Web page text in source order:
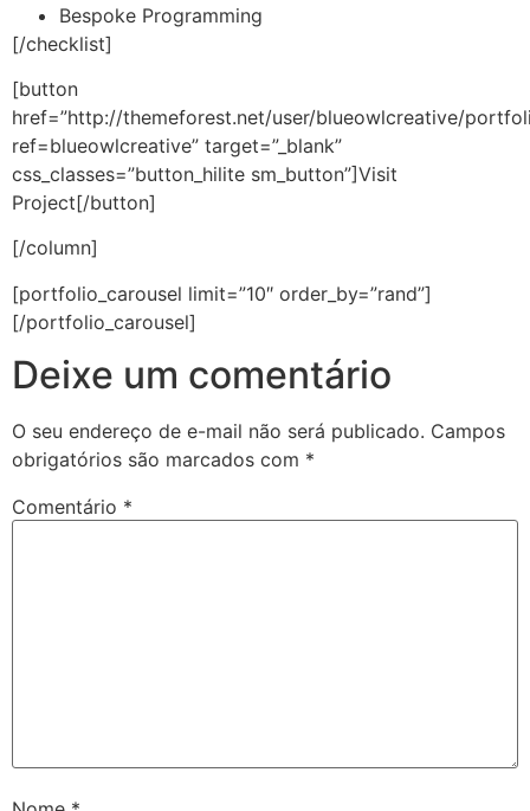
Bespoke Programming
[/checklist]
[button
href=”http://themeforest.net/user/blueowlcreative/
ref=blueowlcreative” target=”_blank”
css_classes=”button_hilite sm_button”]Visit
Project[/button]
[/column]
[portfolio_carousel limit=”10″ order_by=”rand”]
[/portfolio_carousel]
Deixe um comentário
O seu endereço de e-mail não será publicado. Campos
obrigatórios são marcados com *
Comentário *